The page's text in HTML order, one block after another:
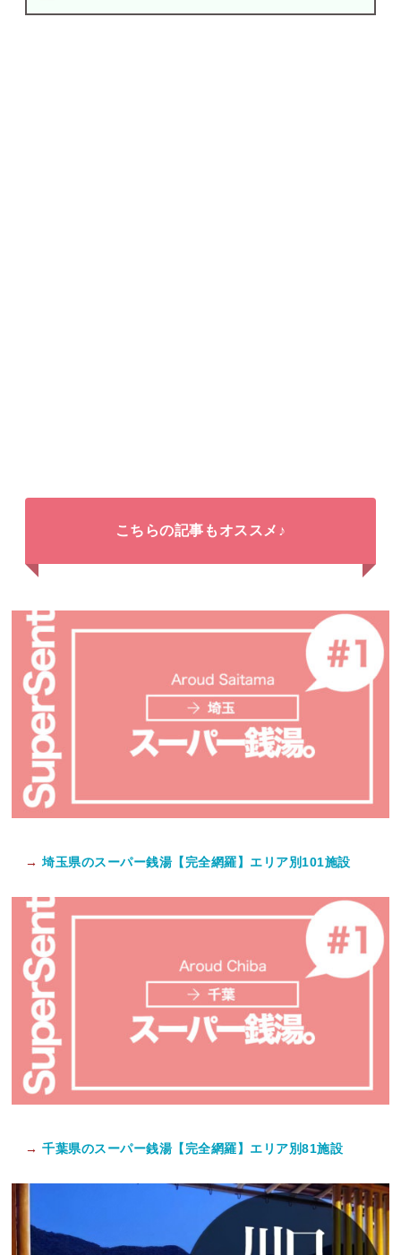
こちらの記事もオススメ♪
→ 埼玉県のスーパー銭湯【完全網羅】エリア別101施設
→ 千葉県のスーパー銭湯【完全網羅】エリア別81施設